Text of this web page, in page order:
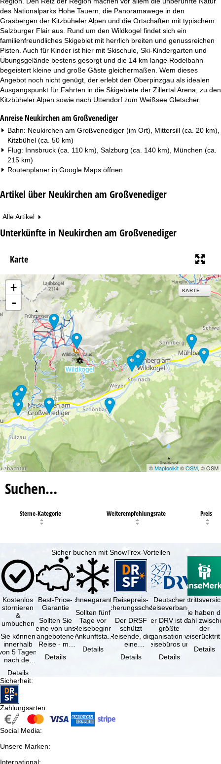
des Nationalparks Hohe Tauern, die Panoramawege in den
Grasbergen der Kitzbüheler Alpen und die Ortschaften mit typischem
Salzburger Flair aus. Rund um den Wildkogel findet sich ein
familienfreundliches Skigebiet mit herrlich breiten und genussreichen
Pisten. Auch für Kinder ist hier mit Skischule, Ski-Kindergarten und
Übungsgelände bestens gesorgt und die 14 km lange Rodelbahn
begeistert kleine und große Gäste gleichermaßen. Wem dieses
Angebot noch nicht genügt, der erlebt den Oberpinzgau als idealen
Ausgangspunkt für Fahrten in die Skigebiete der Zillertal Arena, zu den
Kitzbüheler Alpen sowie nach Uttendorf zum Weißsee Gletscher.
Anreise Neukirchen am Großvenediger
Bahn: Neukirchen am Großvenediger (im Ort), Mittersill (ca. 20 km),
Kitzbühel (ca. 50 km)
Flug: Innsbruck (ca. 110 km), Salzburg (ca. 140 km), München (ca.
215 km)
Routenplaner in Google Maps öffnen
Artikel über Neukirchen am Großvenediger
Alle Artikel
Unterkünfte in Neukirchen am Großvenediger
Karte
14
+
-
KARTE
©Maptoolkit©OSM, © OSM
Suchen…
Sterne-Kategorie Weiterempfehlungsrate Preis
Sicher buchen mit SnowTrex-Vorteilen
Kostenlos
stornieren
&
umbuchen
Sie können
innerhalb
5 Tagen
nach der
kostenfrei
…
Details
Best-Price-
Garantie
Sollten Sie
eine von uns
angebotene
Reise - mit
Leistung und
Details
Schneegarantie
Sollten fünf
Tage vor
Reisebeginn
(Ankunftstag)
aufgrund von
Schneemangel
Details
Reisepreis-
Sicherungsschein
Der DRSF
schützt
Reisende, die
eine
oder
Details
Deutscher
Reiseverband
Der DRV ist die
größte
Organisation von
Reisebüros und
Reiseveranstaltern
in …
Details
Sie haben
Wahl
der
(inklusive
Details
Sicherheit:
Zahlungsarten:
Social Media:
Unsere Marken:
International: